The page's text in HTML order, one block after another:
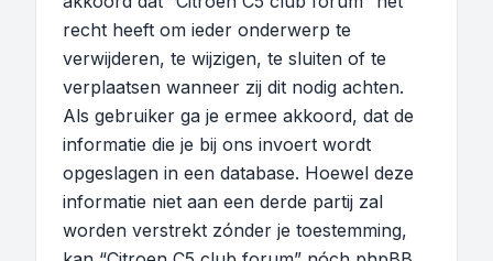
recht heeft om ieder onderwerp te
verwijderen, te wijzigen, te sluiten of te
verplaatsen wanneer zij dit nodig achten.
Als gebruiker ga je ermee akkoord, dat de
informatie die je bij ons invoert wordt
opgeslagen in een database. Hoewel deze
informatie niet aan een derde partij zal
worden verstrekt zónder je toestemming,